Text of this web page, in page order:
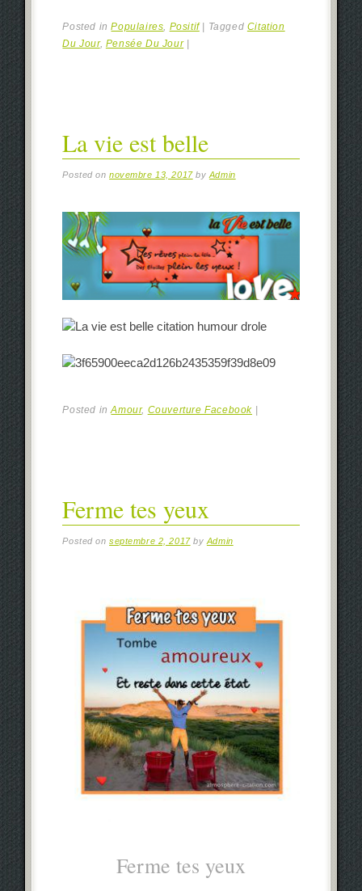
Posted inPopulaires, Positif Tagged Citation
Du Jour, Pensée Du Jour
La vie est belle
Posted onnovembre 13, 2017 by Admin
Posted inAmour, Couverture Facebook
Ferme tes yeux
Posted onseptembre 2, 2017 by Admin
Ferme tes yeux